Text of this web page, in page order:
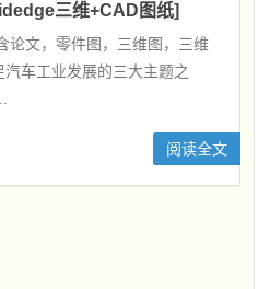
三维+CAD图纸]
论文，零件图，三维图，三维
车工业发展的三大主题之
阅读全文